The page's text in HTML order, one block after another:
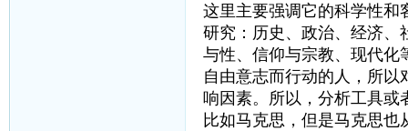
这里主要强调它的科学性和
研究：历史、政治、经济、
与性、信仰与宗教、现代化
自由意志而行动的人，所
响因素。所以，分析工具或
比如马克思，但是马克思